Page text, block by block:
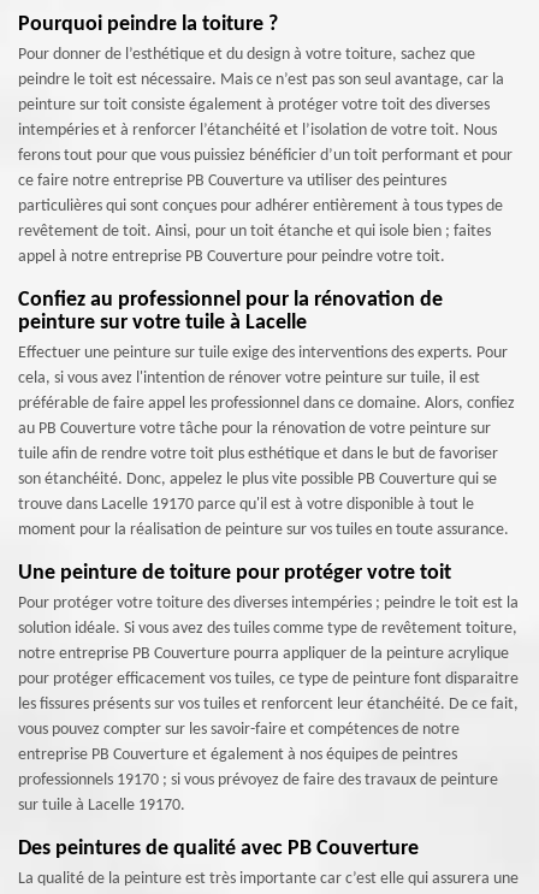
Pourquoi peindre la toiture ?
Pour donner de l’esthétique et du design à votre toiture, sachez que
peindre le toit est nécessaire. Mais ce n’est pas son seul avantage, car la
peinture sur toit consiste également à protéger votre toit des diverses
intempéries et à renforcer l’étanchéité et l’isolation de votre toit. Nous
ferons tout pour que vous puissiez bénéficier d’un toit performant et pour
ce faire notre entreprise PB Couverture va utiliser des peintures
particulières qui sont conçues pour adhérer entièrement à tous types de
revêtement de toit. Ainsi, pour un toit étanche et qui isole bien ; faites
appel à notre entreprise PB Couverture pour peindre votre toit.
Confiez au professionnel pour la rénovation de
peinture sur votre tuile à Lacelle
Effectuer une peinture sur tuile exige des interventions des experts. Pour
cela, si vous avez l'intention de rénover votre peinture sur tuile, il est
préférable de faire appel les professionnel dans ce domaine. Alors, confiez
au PB Couverture votre tâche pour la rénovation de votre peinture sur
tuile afin de rendre votre toit plus esthétique et dans le but de favoriser
son étanchéité. Donc, appelez le plus vite possible PB Couverture qui se
trouve dans Lacelle 19170 parce qu'il est à votre disponible à tout le
moment pour la réalisation de peinture sur vos tuiles en toute assurance.
Une peinture de toiture pour protéger votre toit
Pour protéger votre toiture des diverses intempéries ; peindre le toit est la
solution idéale. Si vous avez des tuiles comme type de revêtement toiture,
notre entreprise PB Couverture pourra appliquer de la peinture acrylique
pour protéger efficacement vos tuiles, ce type de peinture font disparaitre
les fissures présents sur vos tuiles et renforcent leur étanchéité. De ce fait,
vous pouvez compter sur les savoir-faire et compétences de notre
entreprise PB Couverture et également à nos équipes de peintres
professionnels 19170 ; si vous prévoyez de faire des travaux de peinture
sur tuile à Lacelle 19170.
Des peintures de qualité avec PB Couverture
La qualité de la peinture est très importante car c’est elle qui assurera une